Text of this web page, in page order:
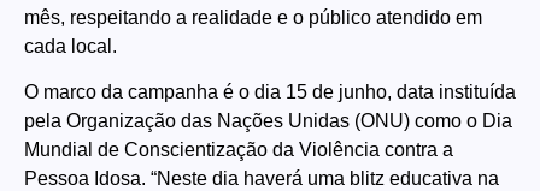
mês, respeitando a realidade e o público atendido em
cada local.
O marco da campanha é o dia 15 de junho, data instituída
pela Organização das Nações Unidas (ONU) como o Dia
Mundial de Conscientização da Violência contra a
Pessoa Idosa. “Neste dia haverá uma blitz educativa na